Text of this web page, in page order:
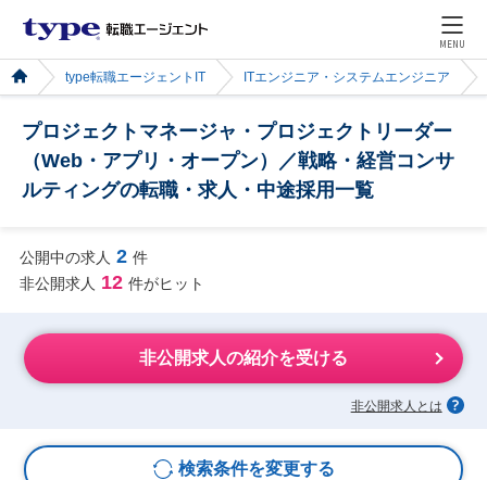
MENU
type転職エージェントIT ITエンジニア・システムエンジニア
プロジェクトマネージャ・プロジェクトリーダー
（Web・アプリ・オープン）／戦略・経営コンサ
ルティングの転職・求人・中途採用一覧
公開中の求人 2 件
非公開求人 12 件がヒット
非公開求人の紹介を受ける
非公開求人とは
検索条件を変更する